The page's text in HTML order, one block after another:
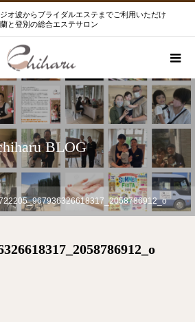
オ波からブライダルエステまでご利用いただけ
と登別の総合エステサロン
BLOG